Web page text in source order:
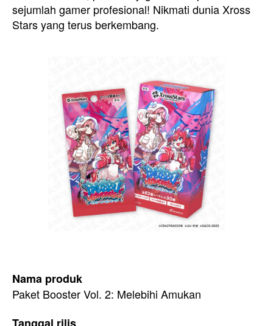
sejumlah gamer profesional! Nikmati dunia Xross
Stars yang terus berkembang.
Nama produk
Paket Booster Vol. 2: Melebihi Amukan